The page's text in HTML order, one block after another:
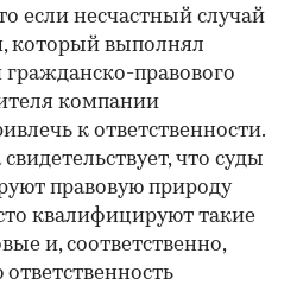
если несчастный случай
который выполнял
правового
компании
к ответственности.
что суды
правовую природу
квалифицируют такие
и, соответственно,